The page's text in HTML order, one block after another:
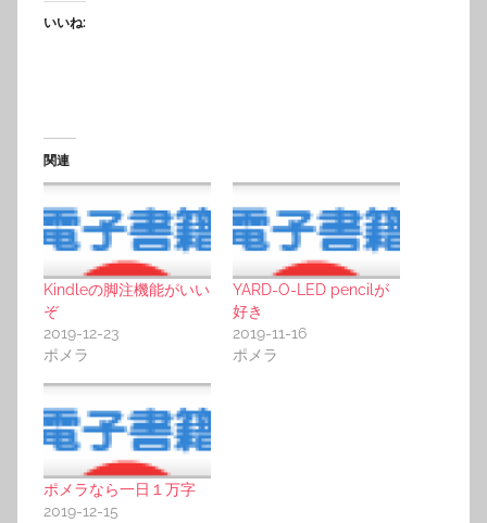
いいね:
関連
Kindleの脚注機能がいい
ぞ
2019-12-23
ポメラ
YARD-O-LED pencilが
好き
2019-11-16
ポメラ
ポメラなら一日１万字
2019-12-15